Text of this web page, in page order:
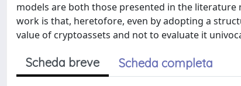
models are both those presented in the
work is that, heretofore, even by adopting a
value of cryptoassets and not to evaluate it
Scheda breve Scheda completa